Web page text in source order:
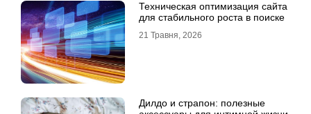
Техническая оптимизация сайта
для стабильного роста в поиске
21 Травня, 2026
Дилдо и страпон: полезные